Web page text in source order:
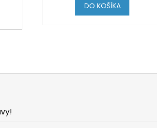
DO KOŠÍKA